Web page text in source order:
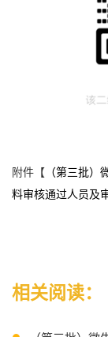
附件【 （第三批）
料审核通过人员及
相关阅读：